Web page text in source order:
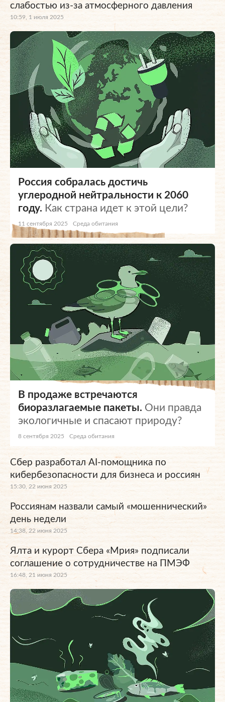
слабостью из-за атмосферного давления
10:59, 1 июля 2025
Россия собралась достичь
углеродной нейтральности к 2060
году. Как страна идет к этой цели?
11 сентября 2025 Среда обитания
В продаже встречаются
биоразлагаемые пакеты. Они правда
экологичные и спасают природу?
8 сентября 2025 Среда обитания
Сбер разработал AI-помощника по
кибербезопасности для бизнеса и россиян
15:30, 22 июня 2025
Россиянам назвали самый «мошеннический»
день недели
14:38, 22 июня 2025
Ялта и курорт Сбера «Мрия» подписали
соглашение о сотрудничестве на ПМЭФ
16:48, 21 июня 2025